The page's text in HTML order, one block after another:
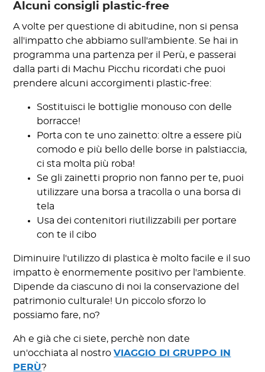
Alcuni consigli plastic-free
A volte per questione di abitudine, non si pensa
all'impatto che abbiamo sull'ambiente. Se hai in
programma una partenza per il Perù, e passerai
dalla parti di Machu Picchu ricordati che puoi
prendere alcuni accorgimenti plastic-free:
Sostituisci le bottiglie monouso con delle
borracce!
Porta con te uno zainetto: oltre a essere più
comodo e più bello delle borse in palstiaccia,
ci sta molta più roba!
Se gli zainetti proprio non fanno per te, puoi
utilizzare una borsa a tracolla o una borsa di
tela
Usa dei contenitori riutilizzabili per portare
con te il cibo
Diminuire l'utilizzo di plastica è molto facile e il suo
impatto è enormemente positivo per l'ambiente.
Dipende da ciascuno di noi la conservazione del
patrimonio culturale! Un piccolo sforzo lo
possiamo fare, no?
Ah e già che ci siete, perchè non date
un'occhiata al nostroVIAGGIO DI GRUPPO IN
PERÙ?